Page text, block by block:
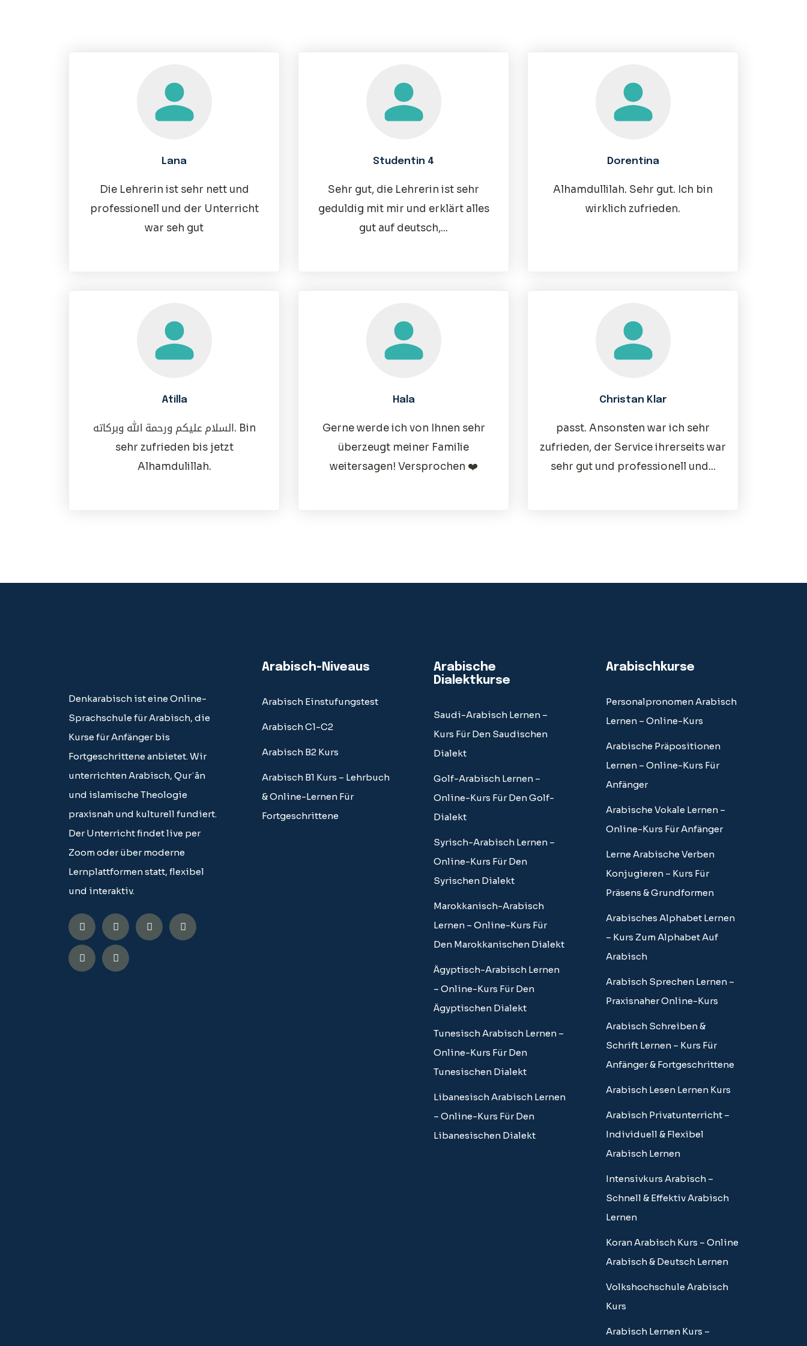
Lana
Die Lehrerin ist sehr nett und
professionell und der Unterricht
war seh gut
Studentin 4
Sehr gut, die Lehrerin ist sehr
geduldig mit mir und erklärt alles
gut auf deutsch,...
Dorentina
Alhamdullilah. Sehr gut. Ich bin
wirklich zufrieden.
Atilla
السلام عليكم ورحمة الله وبركاته. Bin
sehr zufrieden bis jetzt
Alhamdulillah.
Hala
Gerne werde ich von Ihnen sehr
überzeugt meiner Familie
weitersagen! Versprochen ❤️
Christan Klar
passt. Ansonsten war ich sehr
zufrieden, der Service ihrerseits war
sehr gut und professionell und...
Denkarabisch ist eine Online-
Sprachschule für Arabisch, die
Kurse für Anfänger bis
Fortgeschrittene anbietet. Wir
unterrichten Arabisch, Qurʾān
und islamische Theologie
praxisnah und kulturell fundiert.
Der Unterricht findet live per
Zoom oder über moderne
Lernplattformen statt, flexibel
und interaktiv.
Arabisch-Niveaus
Arabisch Einstufungstest
Arabisch C1-C2
Arabisch B2 Kurs
Arabisch B1 Kurs – Lehrbuch
& Online-Lernen Für
Fortgeschrittene
Arabische
Dialektkurse
Saudi-Arabisch Lernen –
Kurs Für Den Saudischen
Dialekt
Golf-Arabisch Lernen –
Online-Kurs Für Den Golf-
Dialekt
Syrisch-Arabisch Lernen –
Online-Kurs Für Den
Syrischen Dialekt
Marokkanisch-Arabisch
Lernen – Online-Kurs Für
Den Marokkanischen Dialekt
Ägyptisch-Arabisch Lernen
– Online-Kurs Für Den
Ägyptischen Dialekt
Tunesisch Arabisch Lernen –
Online-Kurs Für Den
Tunesischen Dialekt
Libanesisch Arabisch Lernen
– Online-Kurs Für Den
Libanesischen Dialekt
Arabischkurse
Personalpronomen Arabisch
Lernen – Online-Kurs
Arabische Präpositionen
Lernen – Online-Kurs Für
Anfänger
Arabische Vokale Lernen –
Online-Kurs Für Anfänger
Lerne Arabische Verben
Konjugieren – Kurs Für
Präsens & Grundformen
Arabisches Alphabet Lernen
– Kurs Zum Alphabet Auf
Arabisch
Arabisch Sprechen Lernen –
Praxisnaher Online-Kurs
Arabisch Schreiben &
Schrift Lernen – Kurs Für
Anfänger & Fortgeschrittene
Arabisch Lesen Lernen Kurs
Arabisch Privatunterricht –
Individuell & Flexibel
Arabisch Lernen
Intensivkurs Arabisch –
Schnell & Effektiv Arabisch
Lernen
Koran Arabisch Kurs – Online
Arabisch & Deutsch Lernen
Volkshochschule Arabisch
Kurs
Arabisch Lernen Kurs –